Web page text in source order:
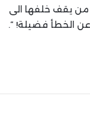
من يقف خلفها الى
عن الخطأ فضيلة! “.